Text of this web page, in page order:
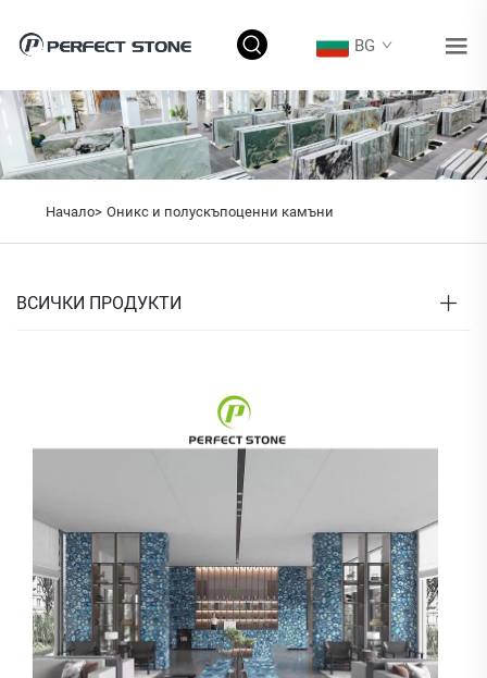
BG
Начало> Оникс и полускъпоценни камъни
ВСИЧКИ ПРОДУКТИ